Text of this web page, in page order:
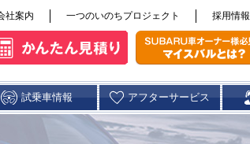
社案内 一つのいのちプロジェクト 採用情報
試乗車情報 アフターサービス